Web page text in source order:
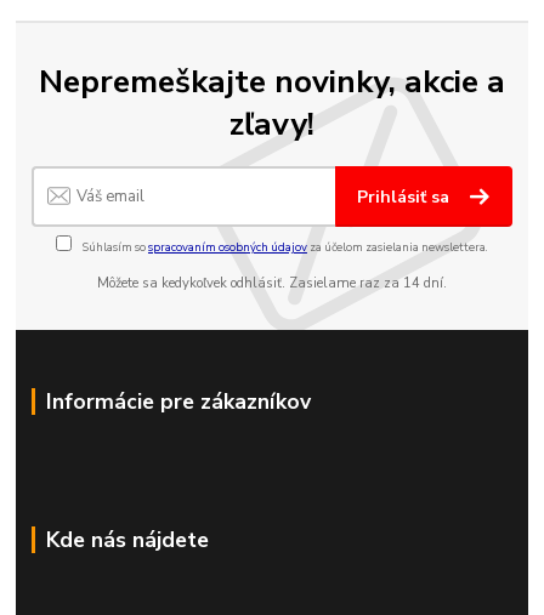
Nepremeškajte novinky, akcie a
zľavy!
Prihlásiť sa
Súhlasím sospracovaním osobných údajovza účelom zasielania newslettera.
Môžete sa kedykoľvek odhlásiť. Zasielame raz za 14 dní.
Informácie pre zákazníkov
Kde nás nájdete